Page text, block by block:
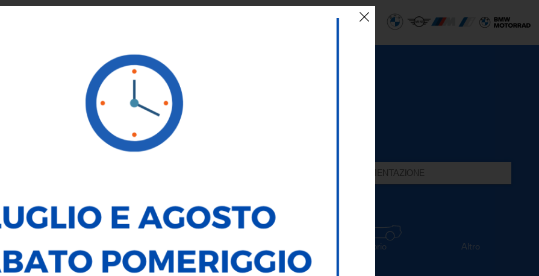
AUTO
NUOVO SEMESTRALE
ALIMENTAZIONE